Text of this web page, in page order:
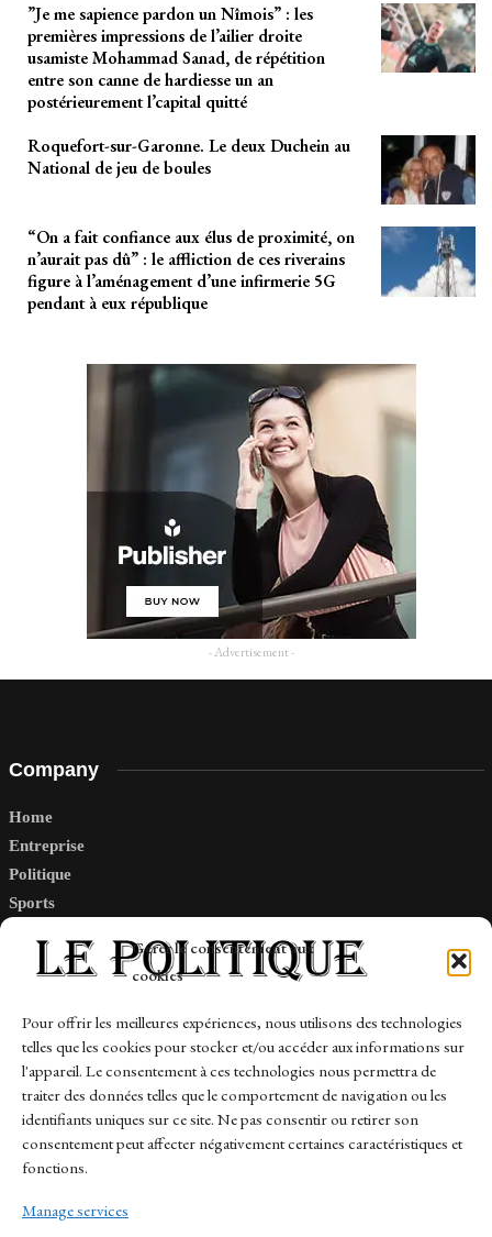
Gérer le consentement aux
cookies
Pour offrir les meilleures expériences, nous utilisons des technologies
telles que les cookies pour stocker et/ou accéder aux informations sur
l'appareil. Le consentement à ces technologies nous permettra de
traiter des données telles que le comportement de navigation ou les
identifiants uniques sur ce site. Ne pas consentir ou retirer son
consentement peut affecter négativement certaines caractéristiques et
fonctions.
Manage services
”Je me sapience pardon un Nîmois” : les
premières impressions de l’ailier droite
usamiste Mohammad Sanad, de répétition
entre son canne de hardiesse un an
postérieurement l’capital quitté
Roquefort-sur-Garonne. Le deux Duchein au
National de jeu de boules
“On a fait confiance aux élus de proximité, on
n’aurait pas dû” : le affliction de ces riverains
figure à l’aménagement d’une infirmerie 5G
pendant à eux république
- Advertisement -
Company
Home
Entreprise
Politique
Sports
Links
Contact
Sitemap